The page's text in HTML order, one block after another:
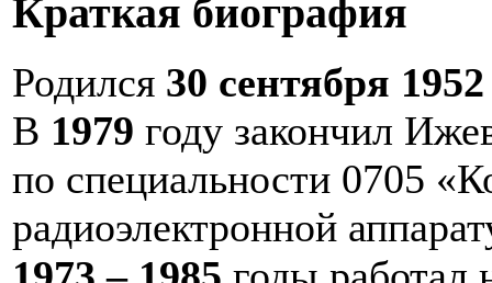
Краткая биография
Родился 30 сентября 1952
В 1979 году закончил
по специальности 0705
радиоэлектронной